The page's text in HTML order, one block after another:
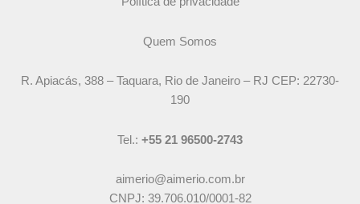
Quem Somos
R. Apiacás, 388 – Taquara, Rio de Janeiro – RJ CEP: 22730-
190
Tel.: +55 21 96500-2743
aimerio@aimerio.com.br
CNPJ: 39.706.010/0001-82